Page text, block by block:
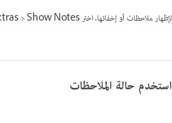
لإظهار ملاحظات أو إخفائها، اختر View > Extras > Show Notes أو Hide Notes.
استخدم حالة الملاحظات